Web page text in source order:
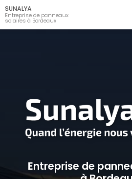
Aller
au
contenu
principal
SUNALYA
Entreprise de panneaux
solaires à Bordeaux
Entreprise de